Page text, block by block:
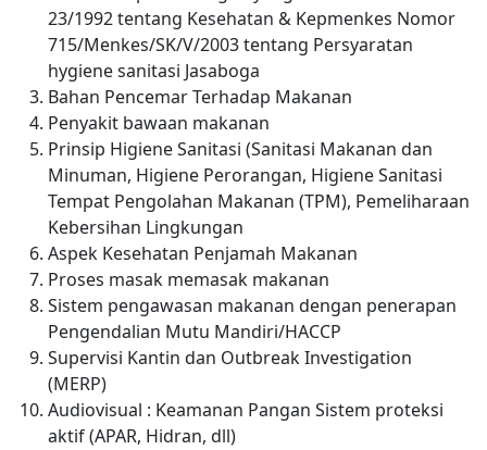
23/1992 tentang Kesehatan & Kepmenkes Nomor
715/Menkes/SK/V/2003 tentang Persyaratan
hygiene sanitasi Jasaboga
Bahan Pencemar Terhadap Makanan
Penyakit bawaan makanan
Prinsip Higiene Sanitasi (Sanitasi Makanan dan
Minuman, Higiene Perorangan, Higiene Sanitasi
Tempat Pengolahan Makanan (TPM), Pemeliharaan
Kebersihan Lingkungan
Aspek Kesehatan Penjamah Makanan
Proses masak memasak makanan
Sistem pengawasan makanan dengan penerapan
Pengendalian Mutu Mandiri/HACCP
Supervisi Kantin dan Outbreak Investigation
(MERP)
Audiovisual : Keamanan Pangan Sistem proteksi
aktif (APAR, Hidran, dll)